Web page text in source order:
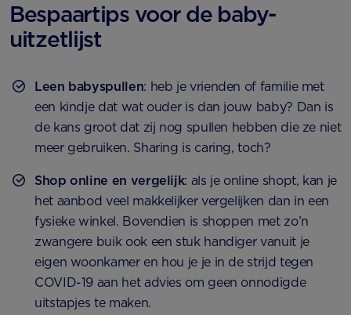
Bespaartips voor de baby-
uitzetlijst
Leen babyspullen: heb je vrienden of familie met
een kindje dat wat ouder is dan jouw baby? Dan is
de kans groot dat zij nog spullen hebben die ze niet
meer gebruiken. Sharing is caring, toch?
Shop online en vergelijk: als je online shopt, kan je
het aanbod veel makkelijker vergelijken dan in een
fysieke winkel. Bovendien is shoppen met zo’n
zwangere buik ook een stuk handiger vanuit je
eigen woonkamer en hou je je in de strijd tegen
COVID-19 aan het advies om geen onnodigde
uitstapjes te maken.